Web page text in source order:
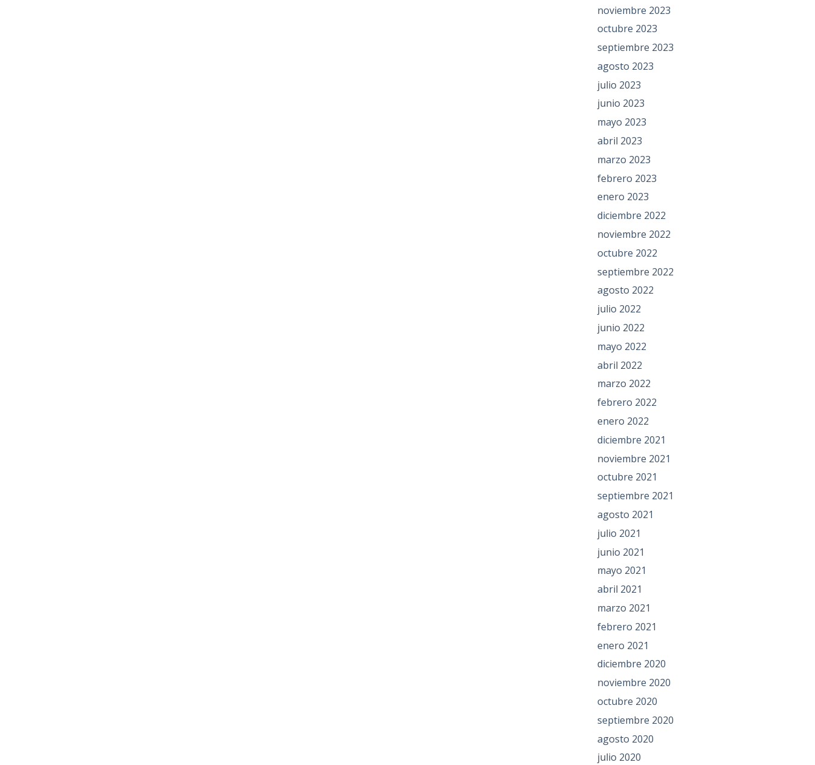
noviembre 2023
octubre 2023
septiembre 2023
agosto 2023
julio 2023
junio 2023
mayo 2023
abril 2023
marzo 2023
febrero 2023
enero 2023
diciembre 2022
noviembre 2022
octubre 2022
septiembre 2022
agosto 2022
julio 2022
junio 2022
mayo 2022
abril 2022
marzo 2022
febrero 2022
enero 2022
diciembre 2021
noviembre 2021
octubre 2021
septiembre 2021
agosto 2021
julio 2021
junio 2021
mayo 2021
abril 2021
marzo 2021
febrero 2021
enero 2021
diciembre 2020
noviembre 2020
octubre 2020
septiembre 2020
agosto 2020
julio 2020